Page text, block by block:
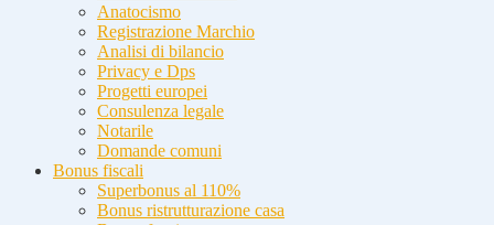
Anatocismo
Registrazione Marchio
Analisi di bilancio
Privacy e Dps
Progetti europei
Consulenza legale
Notarile
Domande comuni
Bonus fiscali
Superbonus al 110%
Bonus ristrutturazione casa